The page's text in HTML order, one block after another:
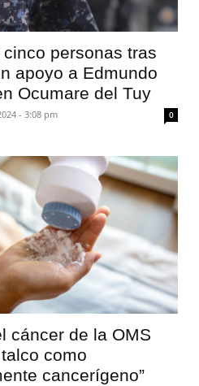
personas tras
apoyo a Edmundo
Ocumare del Tuy
- 3:08 pm 0
cáncer de la OMS
como
cancerígeno”